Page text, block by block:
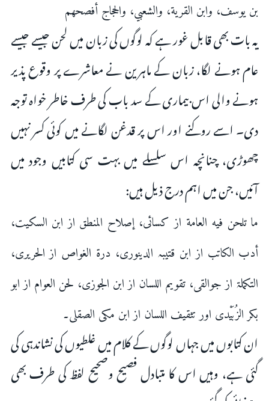
بن يوسف، وابن القرية، والشعبي، والحجاج أفصحهم
یہ بات بھی قابل غور ہے کہ لوگوں کی زبان میں لحن جیسے جیسے
عام ہونے لگا، زبان کے ماہرین نے معاشرے پر وقوع پذیر
ہونے والی اس بیماری کے سد باب کی طرف خاطر خواہ توجہ
دی۔ اسے روکنے اور اس پر قدغن لگانے میں کوئی کسر نہیں
چھوڑی، چنانچہ اس سلسلے میں بہت سی کتابیں وجود میں
آئیں، جن میں اہم درج ذیل ہیں:
ما تلحن فيه العامة از کسائی، إصلاح المنطق از ابن السکیت،
أدب الكاتب از ابن قتیبہ الدینوری، درة الغواص از الحریری،
التکملۃ از جوالقی، تقويم اللسان از ابن الجوزی، لحن العوام از ابو
بکر الزُبَیْدی اور تثقيف اللسان از ابن مکی الصقلی۔
ان کتابوں میں جہاں لوگوں کے کلام میں غلطیوں کی نشاندہی کی
گئی ہے، وہیں اس کا متبادل فصیح وصحیح لفظ کی طرف بھی